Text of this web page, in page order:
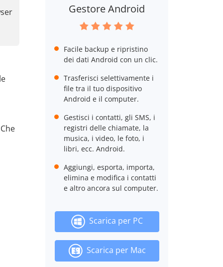
Gestore Android
Facile backup e ripristino
dei dati Android con un clic.
Trasferisci selettivamente i
file tra il tuo dispositivo
Android e il computer.
Gestisci i contatti, gli SMS, i
registri delle chiamate, la
musica, i video, le foto, i
libri, ecc. Android.
Aggiungi, esporta, importa,
elimina e modifica i contatti
e altro ancora sul computer.
Scarica per PC
Scarica per Mac